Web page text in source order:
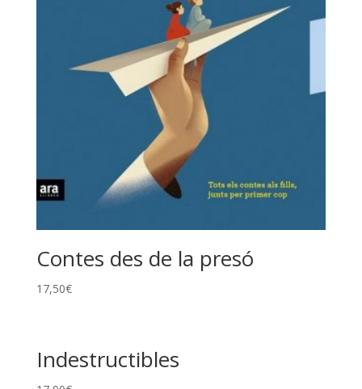
Contes des de la presó
17,50€
Indestructibles